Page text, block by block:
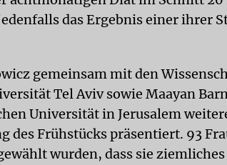
das Ergebnis einer ihrer
gemeinsam mit den
Tel Aviv sowie Maayan
Universität in Jerusalem
des Frühstücks präsentiert. 93
wurden, dass sie ziemliches